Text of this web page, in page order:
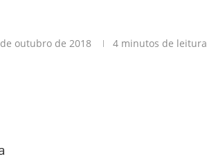
outubro de 2018 4 minutos de leitura